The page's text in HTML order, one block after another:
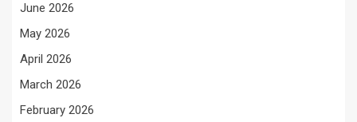
June 2026
May 2026
April 2026
March 2026
February 2026